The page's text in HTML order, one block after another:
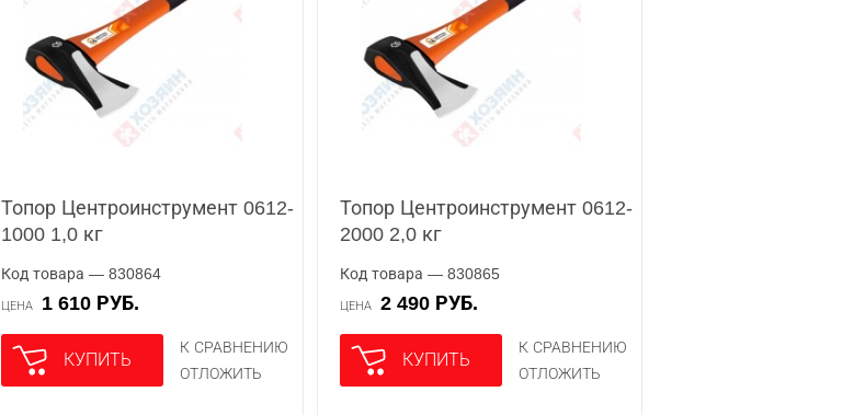
Топор Центроинструмент 0612-
1000 1,0 кг
Код товара — 830864
ЦЕНА 1 610 РУБ.
КУПИТЬ
К СРАВНЕНИЮ
ОТЛОЖИТЬ
Топор Центроинструмент 0612-
2000 2,0 кг
Код товара — 830865
ЦЕНА 2 490 РУБ.
КУПИТЬ
К СРАВНЕНИЮ
ОТЛОЖИТЬ